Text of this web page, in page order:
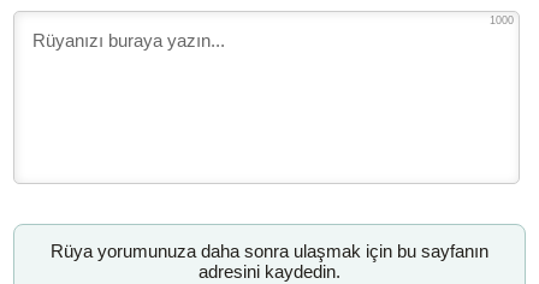
1000
Rüya yorumunuza daha sonra ulaşmak için bu sayfanın
adresini kaydedin.